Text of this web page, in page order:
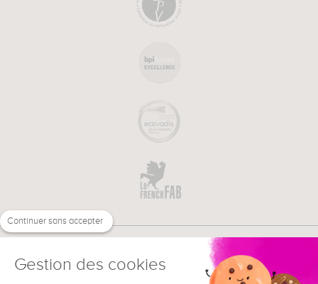
Continuer sans accepter
Gestion des cookies